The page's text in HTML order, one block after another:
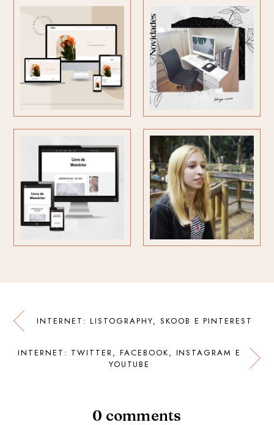
INTERNET: LISTOGRAPHY, SKOOB E PINTEREST
INTERNET: TWITTER, FACEBOOK, INSTAGRAM E
YOUTUBE
0 comments